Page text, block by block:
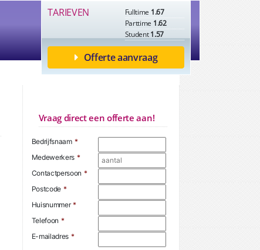
TARIEVEN Fulltime 1.67
Parttime 1.62
Student1.57
Offerte aanvraag
Vraag direct een offerte aan!
Bedrijfsnaam *
Medewerkers *
Contactpersoon *
Postcode *
Huisnummer *
Telefoon *
E-mailadres *